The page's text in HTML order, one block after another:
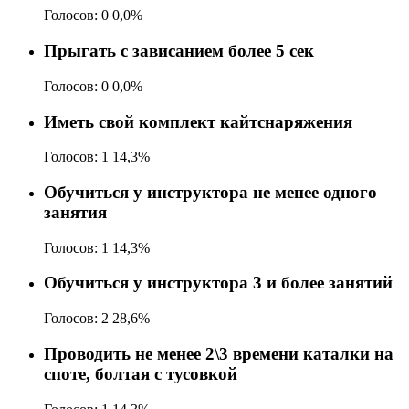
Голосов: 0 0,0%
Прыгать с зависанием более 5 сек
Голосов: 0 0,0%
Иметь свой комплект кайтснаряжения
Голосов: 1 14,3%
Обучиться у инструктора не менее одного
занятия
Голосов: 1 14,3%
Обучиться у инструктора 3 и более занятий
Голосов: 2 28,6%
Проводить не менее 2\3 времени каталки на
споте, болтая с тусовкой